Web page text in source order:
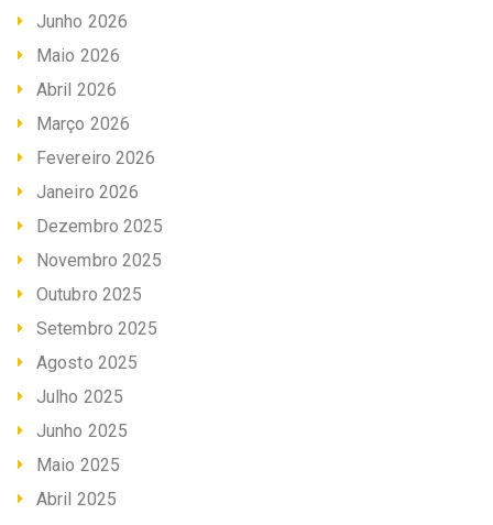
Junho 2026
Maio 2026
Abril 2026
Março 2026
Fevereiro 2026
Janeiro 2026
Dezembro 2025
Novembro 2025
Outubro 2025
Setembro 2025
Agosto 2025
Julho 2025
Junho 2025
Maio 2025
Abril 2025